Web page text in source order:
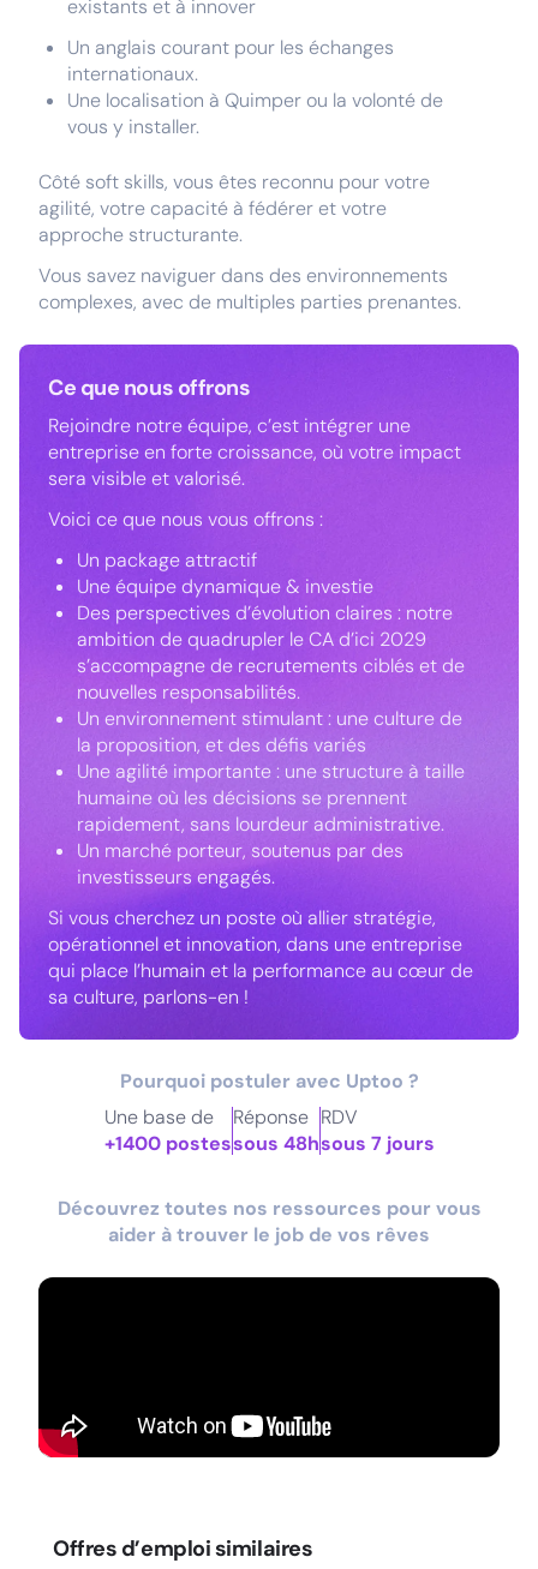
existants et à innover
Un anglais courant pour les échanges
internationaux.
Une localisation à Quimper ou la volonté de
vous y installer.
Côté soft skills, vous êtes reconnu pour votre
agilité, votre capacité à fédérer et votre
approche structurante.
Vous savez naviguer dans des environnements
complexes, avec de multiples parties prenantes.
Ce que nous offrons
Rejoindre notre équipe, c’est intégrer une
entreprise en forte croissance, où votre impact
sera visible et valorisé.
Voici ce que nous vous offrons :
Un package attractif
Une équipe dynamique & investie
Des perspectives d’évolution claires : notre
ambition de quadrupler le CA d’ici 2029
s’accompagne de recrutements ciblés et de
nouvelles responsabilités.
Un environnement stimulant : une culture de
la proposition, et des défis variés
Une agilité importante : une structure à taille
humaine où les décisions se prennent
rapidement, sans lourdeur administrative.
Un marché porteur, soutenus par des
investisseurs engagés.
Si vous cherchez un poste où allier stratégie,
opérationnel et innovation, dans une entreprise
qui place l’humain et la performance au cœur de
sa culture, parlons-en !
Pourquoi postuler avec Uptoo ?
Une base de
+1400 postes
Réponse
sous 48h
RDV
sous 7 jours
Découvrez toutes nos ressources pour vous
aider à trouver le job de vos rêves
Offres d’emploi similaires